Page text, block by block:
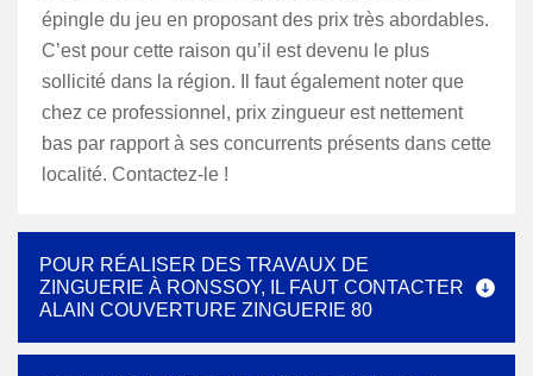
épingle du jeu en proposant des prix très abordables.
C’est pour cette raison qu’il est devenu le plus
sollicité dans la région. Il faut également noter que
chez ce professionnel, prix zingueur est nettement
bas par rapport à ses concurrents présents dans cette
localité. Contactez-le !
POUR RÉALISER DES TRAVAUX DE
ZINGUERIE À RONSSOY, IL FAUT CONTACTER
ALAIN COUVERTURE ZINGUERIE 80